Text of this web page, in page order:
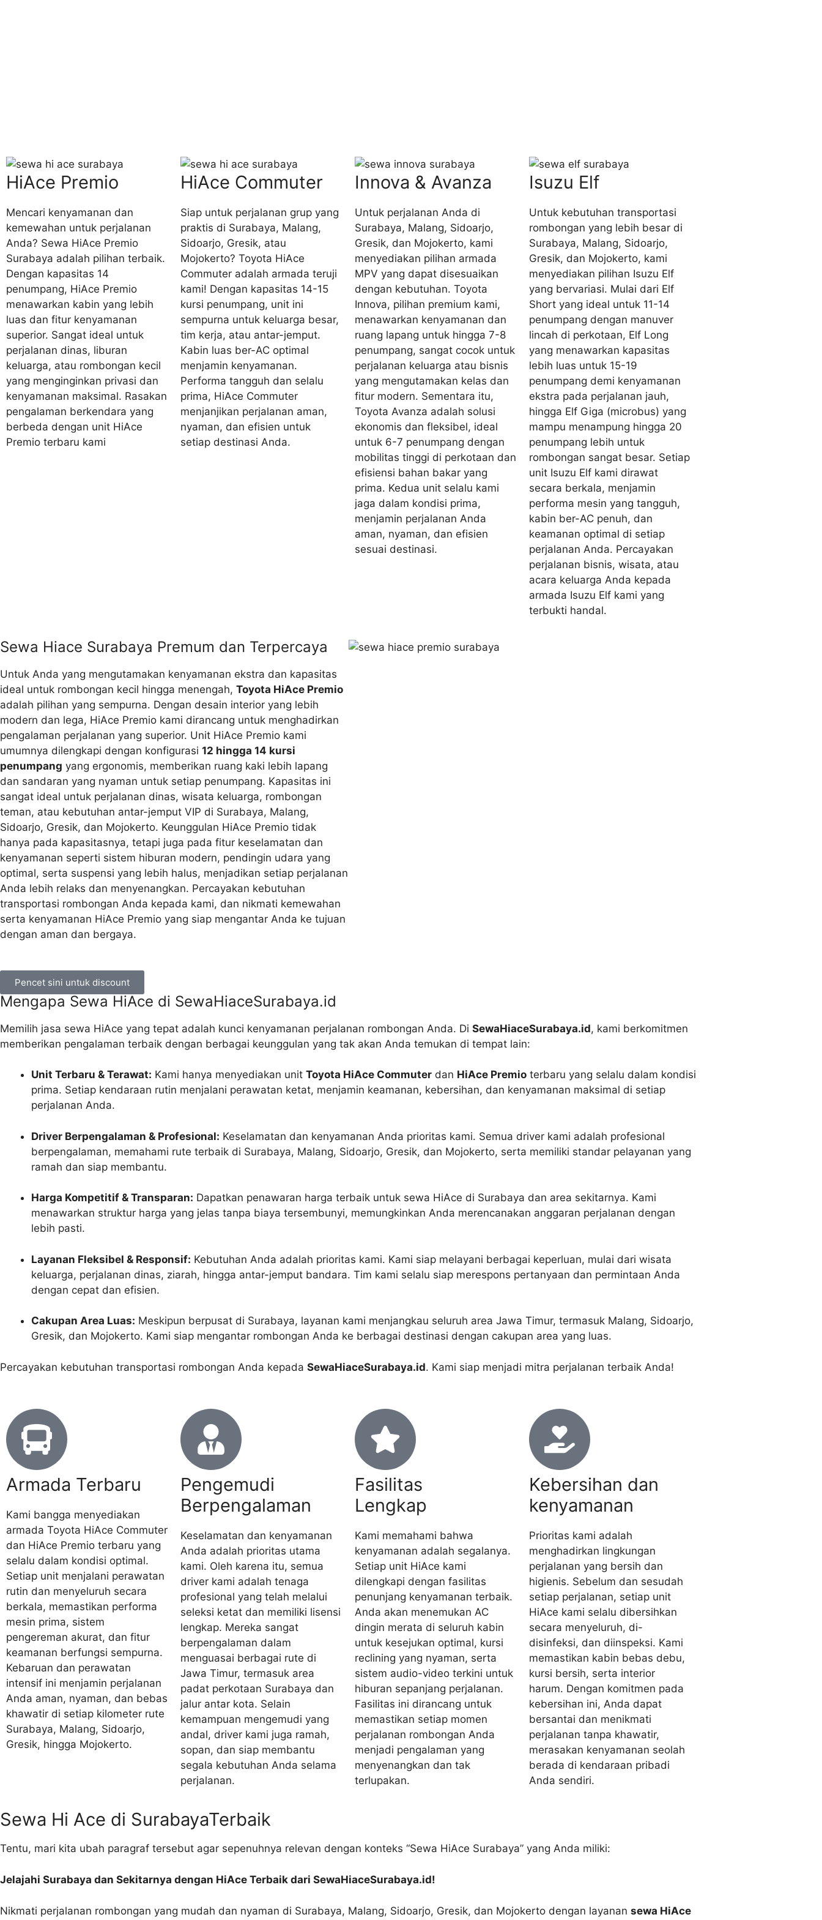
HiAce Premio
Mencari kenyamanan dan
kemewahan untuk perjalanan
Anda? Sewa HiAce Premio
Surabaya adalah pilihan terbaik.
Dengan kapasitas 14
penumpang, HiAce Premio
menawarkan kabin yang lebih
luas dan fitur kenyamanan
superior. Sangat ideal untuk
perjalanan dinas, liburan
keluarga, atau rombongan kecil
yang menginginkan privasi dan
kenyamanan maksimal. Rasakan
pengalaman berkendara yang
berbeda dengan unit HiAce
Premio terbaru kami
HiAce Commuter
Siap untuk perjalanan grup yang
praktis di Surabaya, Malang,
Sidoarjo, Gresik, atau
Mojokerto? Toyota HiAce
Commuter adalah armada teruji
kami! Dengan kapasitas 14-15
kursi penumpang, unit ini
sempurna untuk keluarga besar,
tim kerja, atau antar-jemput.
Kabin luas ber-AC optimal
menjamin kenyamanan.
Performa tangguh dan selalu
prima, HiAce Commuter
menjanjikan perjalanan aman,
nyaman, dan efisien untuk
setiap destinasi Anda.
Innova & Avanza
Untuk perjalanan Anda di
Surabaya, Malang, Sidoarjo,
Gresik, dan Mojokerto, kami
menyediakan pilihan armada
MPV yang dapat disesuaikan
dengan kebutuhan. Toyota
Innova, pilihan premium kami,
menawarkan kenyamanan dan
ruang lapang untuk hingga 7-8
penumpang, sangat cocok untuk
perjalanan keluarga atau bisnis
yang mengutamakan kelas dan
fitur modern. Sementara itu,
Toyota Avanza adalah solusi
ekonomis dan fleksibel, ideal
untuk 6-7 penumpang dengan
mobilitas tinggi di perkotaan dan
efisiensi bahan bakar yang
prima. Kedua unit selalu kami
jaga dalam kondisi prima,
menjamin perjalanan Anda
aman, nyaman, dan efisien
sesuai destinasi.
Isuzu Elf
Untuk kebutuhan transportasi
rombongan yang lebih besar di
Surabaya, Malang, Sidoarjo,
Gresik, dan Mojokerto, kami
menyediakan pilihan Isuzu Elf
yang bervariasi. Mulai dari Elf
Short yang ideal untuk 11-14
penumpang dengan manuver
lincah di perkotaan, Elf Long
yang menawarkan kapasitas
lebih luas untuk 15-19
penumpang demi kenyamanan
ekstra pada perjalanan jauh,
hingga Elf Giga (microbus) yang
mampu menampung hingga 20
penumpang lebih untuk
rombongan sangat besar. Setiap
unit Isuzu Elf kami dirawat
secara berkala, menjamin
performa mesin yang tangguh,
kabin ber-AC penuh, dan
keamanan optimal di setiap
perjalanan Anda. Percayakan
perjalanan bisnis, wisata, atau
acara keluarga Anda kepada
armada Isuzu Elf kami yang
terbukti handal.
Sewa Hiace Surabaya Premum dan Terpercaya
Untuk Anda yang mengutamakan kenyamanan ekstra dan kapasitas
ideal untuk rombongan kecil hingga menengah, Toyota HiAce Premio
adalah pilihan yang sempurna. Dengan desain interior yang lebih
modern dan lega, HiAce Premio kami dirancang untuk menghadirkan
pengalaman perjalanan yang superior. Unit HiAce Premio kami
umumnya dilengkapi dengan konfigurasi 12 hingga 14 kursi
penumpang yang ergonomis, memberikan ruang kaki lebih lapang
dan sandaran yang nyaman untuk setiap penumpang. Kapasitas ini
sangat ideal untuk perjalanan dinas, wisata keluarga, rombongan
teman, atau kebutuhan antar-jemput VIP di Surabaya, Malang,
Sidoarjo, Gresik, dan Mojokerto. Keunggulan HiAce Premio tidak
hanya pada kapasitasnya, tetapi juga pada fitur keselamatan dan
kenyamanan seperti sistem hiburan modern, pendingin udara yang
optimal, serta suspensi yang lebih halus, menjadikan setiap perjalanan
Anda lebih relaks dan menyenangkan. Percayakan kebutuhan
transportasi rombongan Anda kepada kami, dan nikmati kemewahan
serta kenyamanan HiAce Premio yang siap mengantar Anda ke tujuan
dengan aman dan bergaya.
Pencet sini untuk discount
Mengapa Sewa HiAce di SewaHiaceSurabaya.id
Memilih jasa sewa HiAce yang tepat adalah kunci kenyamanan perjalanan rombongan Anda. Di SewaHiaceSurabaya.id, kami berkomitmen
memberikan pengalaman terbaik dengan berbagai keunggulan yang tak akan Anda temukan di tempat lain:
Unit Terbaru & Terawat: Kami hanya menyediakan unit Toyota HiAce Commuter dan HiAce Premio terbaru yang selalu dalam kondisi
prima. Setiap kendaraan rutin menjalani perawatan ketat, menjamin keamanan, kebersihan, dan kenyamanan maksimal di setiap
perjalanan Anda.
Driver Berpengalaman & Profesional: Keselamatan dan kenyamanan Anda prioritas kami. Semua driver kami adalah profesional
berpengalaman, memahami rute terbaik di Surabaya, Malang, Sidoarjo, Gresik, dan Mojokerto, serta memiliki standar pelayanan yang
ramah dan siap membantu.
Harga Kompetitif & Transparan: Dapatkan penawaran harga terbaik untuk sewa HiAce di Surabaya dan area sekitarnya. Kami
menawarkan struktur harga yang jelas tanpa biaya tersembunyi, memungkinkan Anda merencanakan anggaran perjalanan dengan
lebih pasti.
Layanan Fleksibel & Responsif: Kebutuhan Anda adalah prioritas kami. Kami siap melayani berbagai keperluan, mulai dari wisata
keluarga, perjalanan dinas, ziarah, hingga antar-jemput bandara. Tim kami selalu siap merespons pertanyaan dan permintaan Anda
dengan cepat dan efisien.
Cakupan Area Luas: Meskipun berpusat di Surabaya, layanan kami menjangkau seluruh area Jawa Timur, termasuk Malang, Sidoarjo,
Gresik, dan Mojokerto. Kami siap mengantar rombongan Anda ke berbagai destinasi dengan cakupan area yang luas.
Percayakan kebutuhan transportasi rombongan Anda kepada SewaHiaceSurabaya.id. Kami siap menjadi mitra perjalanan terbaik Anda!
Armada Terbaru
Kami bangga menyediakan
armada Toyota HiAce Commuter
dan HiAce Premio terbaru yang
selalu dalam kondisi optimal.
Setiap unit menjalani perawatan
rutin dan menyeluruh secara
berkala, memastikan performa
mesin prima, sistem
pengereman akurat, dan fitur
keamanan berfungsi sempurna.
Kebaruan dan perawatan
intensif ini menjamin perjalanan
Anda aman, nyaman, dan bebas
khawatir di setiap kilometer rute
Surabaya, Malang, Sidoarjo,
Gresik, hingga Mojokerto.
Pengemudi
Berpengalaman
Keselamatan dan kenyamanan
Anda adalah prioritas utama
kami. Oleh karena itu, semua
driver kami adalah tenaga
profesional yang telah melalui
seleksi ketat dan memiliki lisensi
lengkap. Mereka sangat
berpengalaman dalam
menguasai berbagai rute di
Jawa Timur, termasuk area
padat perkotaan Surabaya dan
jalur antar kota. Selain
kemampuan mengemudi yang
andal, driver kami juga ramah,
sopan, dan siap membantu
segala kebutuhan Anda selama
perjalanan.
Fasilitas
Lengkap
Kami memahami bahwa
kenyamanan adalah segalanya.
Setiap unit HiAce kami
dilengkapi dengan fasilitas
penunjang kenyamanan terbaik.
Anda akan menemukan AC
dingin merata di seluruh kabin
untuk kesejukan optimal, kursi
reclining yang nyaman, serta
sistem audio-video terkini untuk
hiburan sepanjang perjalanan.
Fasilitas ini dirancang untuk
memastikan setiap momen
perjalanan rombongan Anda
menjadi pengalaman yang
menyenangkan dan tak
terlupakan.
Kebersihan dan
kenyamanan
Prioritas kami adalah
menghadirkan lingkungan
perjalanan yang bersih dan
higienis. Sebelum dan sesudah
setiap perjalanan, setiap unit
HiAce kami selalu dibersihkan
secara menyeluruh, di-
disinfeksi, dan diinspeksi. Kami
memastikan kabin bebas debu,
kursi bersih, serta interior
harum. Dengan komitmen pada
kebersihan ini, Anda dapat
bersantai dan menikmati
perjalanan tanpa khawatir,
merasakan kenyamanan seolah
berada di kendaraan pribadi
Anda sendiri.
Sewa Hi Ace di SurabayaTerbaik
Tentu, mari kita ubah paragraf tersebut agar sepenuhnya relevan dengan konteks “Sewa HiAce Surabaya” yang Anda miliki:
Jelajahi Surabaya dan Sekitarnya dengan HiAce Terbaik dari SewaHiaceSurabaya.id!
Nikmati perjalanan rombongan yang mudah dan nyaman di Surabaya, Malang, Sidoarjo, Gresik, dan Mojokerto dengan layanan sewa HiAce